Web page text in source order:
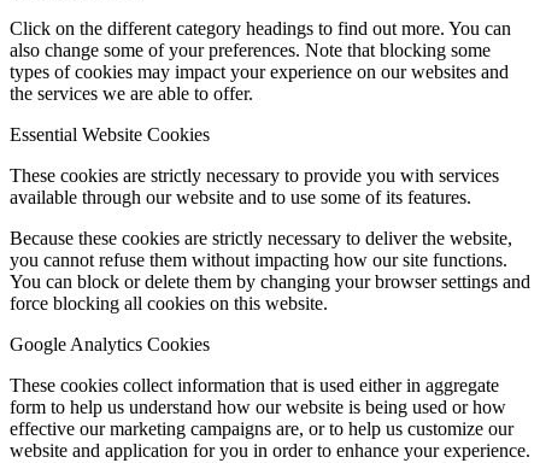
Click on the different category headings to find out more. You can
also change some of your preferences. Note that blocking some
types of cookies may impact your experience on our websites and
the services we are able to offer.
Essential Website Cookies
These cookies are strictly necessary to provide you with services
available through our website and to use some of its features.
Because these cookies are strictly necessary to deliver the website,
you cannot refuse them without impacting how our site functions.
You can block or delete them by changing your browser settings and
force blocking all cookies on this website.
Google Analytics Cookies
These cookies collect information that is used either in aggregate
form to help us understand how our website is being used or how
effective our marketing campaigns are, or to help us customize our
website and application for you in order to enhance your experience.